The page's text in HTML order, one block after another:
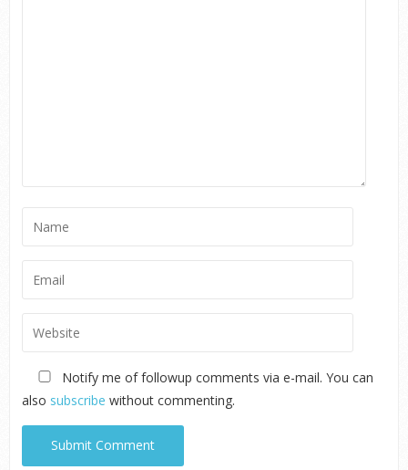
Notify me of followup comments via e-mail. You can
also subscribe without commenting.